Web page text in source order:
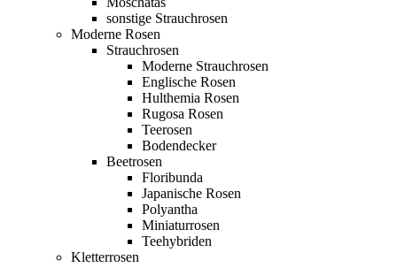
sonstige Strauchrosen
Moderne Rosen
Strauchrosen
Moderne Strauchrosen
Englische Rosen
Hulthemia Rosen
Rugosa Rosen
Teerosen
Bodendecker
Beetrosen
Floribunda
Japanische Rosen
Polyantha
Miniaturrosen
Teehybriden
Kletterrosen